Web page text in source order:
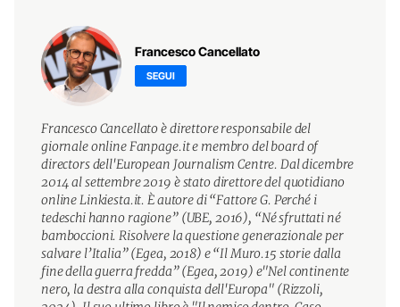
Francesco Cancellato
SEGUI
Francesco Cancellato è direttore responsabile del
giornale online Fanpage.it e membro del board of
directors dell'European Journalism Centre. Dal dicembre
2014 al settembre 2019 è stato direttore del quotidiano
online Linkiesta.it. È autore di “Fattore G. Perché i
tedeschi hanno ragione” (UBE, 2016), “Né sfruttati né
bamboccioni. Risolvere la questione generazionale per
salvare l’Italia” (Egea, 2018) e “Il Muro.15 storie dalla
fine della guerra fredda” (Egea, 2019) e"Nel continente
nero, la destra alla conquista dell'Europa" (Rizzoli,